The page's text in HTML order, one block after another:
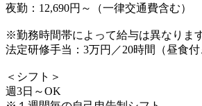
夜勤：12,690円～（一律交通費含む）
※勤務時間帯によって給与は異なります
法定研修手当：3万円／20時間（昼食付
＜シフト＞
週3日～OK